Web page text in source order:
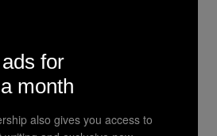
Shows From the
Forgot
for
month
also gives you access to